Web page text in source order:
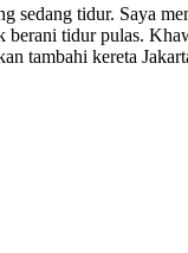
sedang tidur. Saya
tidur pulas.
tambahi kereta